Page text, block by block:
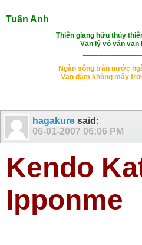
Tuấn Anh
Thiên giang hữu thủy
Vạn lý vô vân vạn
Ngàn sông tràn nước
Vạn dặm không mây
hagakure said:
06-01-2007 06:06 PM
Kendo
Ipponme